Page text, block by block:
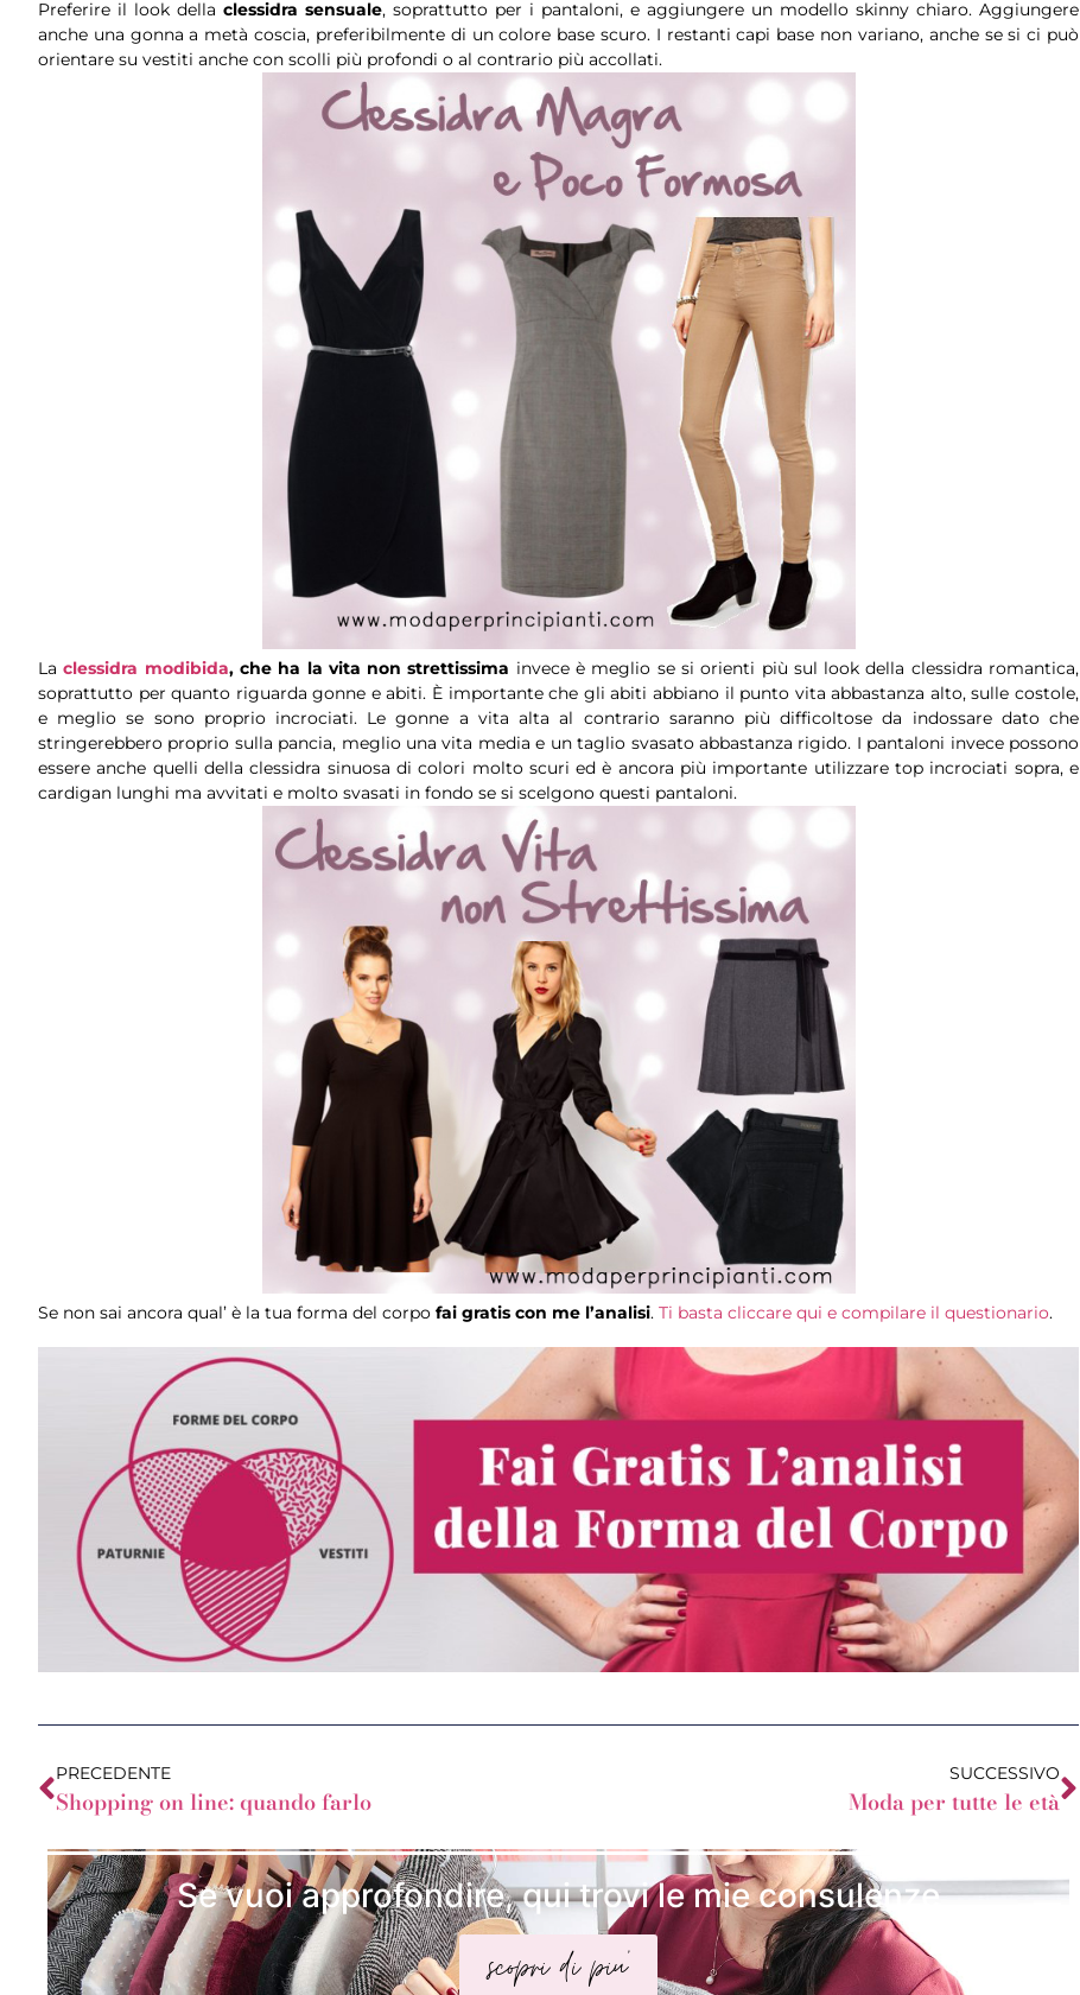
Preferire il look della clessidra sensuale, soprattutto per i pantaloni, e aggiungere un modello skinny chiaro. Aggiungere
anche una gonna a metà coscia, preferibilmente di un colore base scuro. I restanti capi base non variano, anche se si ci può
orientare su vestiti anche con scolli più profondi o al contrario più accollati.
Laclessidra modibida, che ha la vita non strettissima invece è meglio se si orienti più sul look della clessidra romantica,
soprattutto per quanto riguarda gonne e abiti. È importante che gli abiti abbiano il punto vita abbastanza alto, sulle costole,
e meglio se sono proprio incrociati. Le gonne a vita alta al contrario saranno più difficoltose da indossare dato che
stringerebbero proprio sulla pancia, meglio una vita media e un taglio svasato abbastanza rigido. I pantaloni invece possono
essere anche quelli della clessidra sinuosa di colori molto scuri ed è ancora più importante utilizzare top incrociati sopra, e
cardigan lunghi ma avvitati e molto svasati in fondo se si scelgono questi pantaloni.
Se non sai ancora qual’ è la tua forma del corpo fai gratis con me l’analisi. Ti basta cliccare qui e compilare il questionario.
PRECEDENTE
Shopping on line: quando farlo
SUCCESSIVO
Moda per tutte le età
Se vuoi approfondire, qui trovi le mie consulenze
scopri di piu'